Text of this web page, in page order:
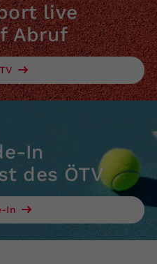
live
Abruf
In
des ÖTV
In